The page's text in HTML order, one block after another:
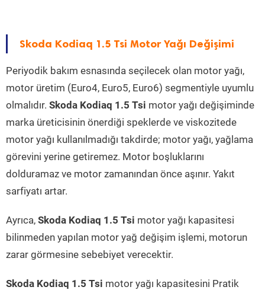
Skoda Kodiaq 1.5 Tsi Motor Yağı Değişimi
Periyodik bakım esnasında seçilecek olan motor yağı,
motor üretim (Euro4, Euro5, Euro6) segmentiyle uyumlu
olmalıdır. Skoda Kodiaq 1.5 Tsi motor yağı değişiminde
marka üreticisinin önerdiği speklerde ve viskozitede
motor yağı kullanılmadığı takdirde; motor yağı, yağlama
görevini yerine getiremez. Motor boşluklarını
dolduramaz ve motor zamanından önce aşınır. Yakıt
sarfiyatı artar.
Ayrıca, Skoda Kodiaq 1.5 Tsi motor yağı kapasitesi
bilinmeden yapılan motor yağ değişim işlemi, motorun
zarar görmesine sebebiyet verecektir.
Skoda Kodiaq 1.5 Tsi motor yağı kapasitesini Pratik